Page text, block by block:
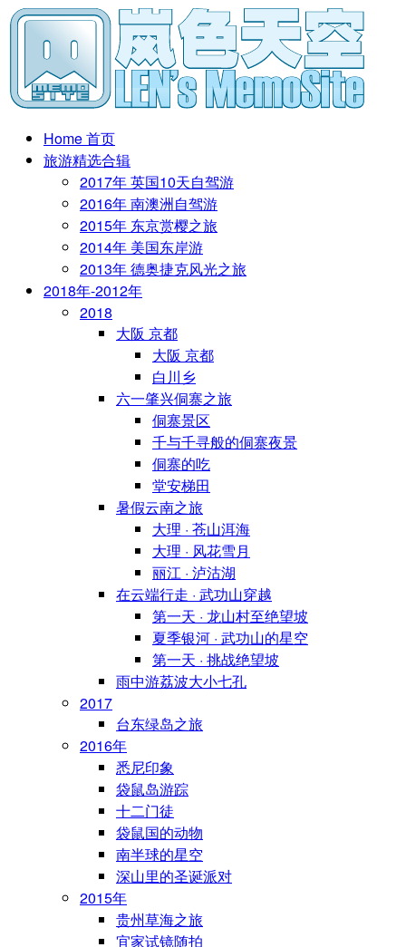
Home 首页
旅游精选合辑
2017年 英国10天自驾游
2016年 南澳洲自驾游
2015年 东京赏樱之旅
2014年 美国东岸游
2013年 德奥捷克风光之旅
2018年-2012年
2018
大阪 京都
大阪 京都
白川乡
六一肇兴侗寨之旅
侗寨景区
千与千寻般的侗寨夜景
侗寨的吃
堂安梯田
暑假云南之旅
大理 · 苍山洱海
大理 · 风花雪月
丽江 · 泸沽湖
在云端行走 · 武功山穿越
第一天 · 龙山村至绝望坡
夏季银河 · 武功山的星空
第一天 · 挑战绝望坡
雨中游荔波大小七孔
2017
台东绿岛之旅
2016年
悉尼印象
袋鼠岛游踪
十二门徒
袋鼠国的动物
南半球的星空
深山里的圣诞派对
2015年
贵州草海之旅
宜家试镜随拍